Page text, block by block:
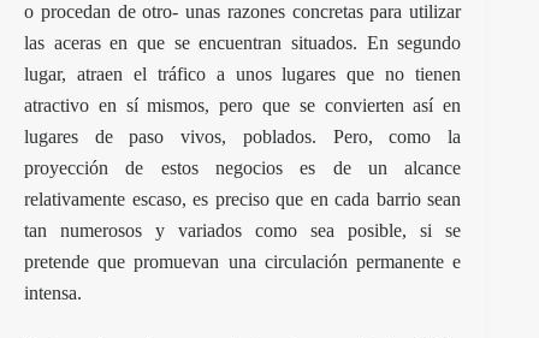
o procedan de otro- unas razones concretas para utilizar
las aceras en que se encuentran situados. En segundo
lugar, atraen el tráfico a unos lugares que no tienen
atractivo en sí mismos, pero que se convierten así en
lugares de paso vivos, poblados. Pero, como la
proyección de estos negocios es de un alcance
relativamente escaso, es preciso que en cada barrio sean
tan numerosos y variados como sea posible, si se
pretende que promuevan una circulación permanente e
intensa.